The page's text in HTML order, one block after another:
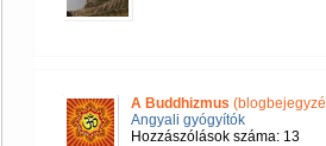
A Buddhizmus
Angyali gyógyítók
Hozzászólások száma: 13